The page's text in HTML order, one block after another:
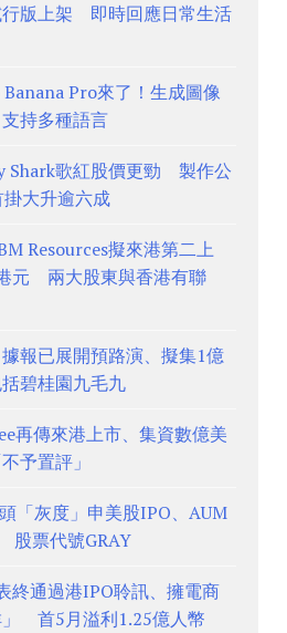
行版上架 即時回應日常生活
Pro來了！生成圖像
持多種語言
Shark歌紅股價更勁 製作公
大升逾六成
Resources擬來港第二上
元 兩大股東與香港有聯
據報已展開預路演、擬集1億
碧桂園九毛九
再傳來港上市、集資數億美
予置評」
「灰度」申美股IPO、AUM
票代號GRAY
終通過港IPO聆訊、擁電商
首5月溢利1.25億人幣